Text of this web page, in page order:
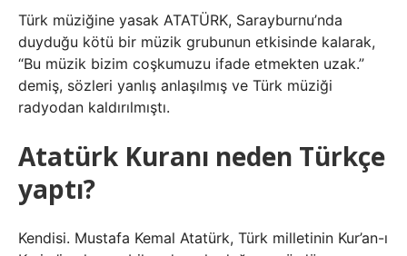
Türk müziğine yasak ATATÜRK, Sarayburnu’nda
duyduğu kötü bir müzik grubunun etkisinde kalarak,
“Bu müzik bizim coşkumuzu ifade etmekten uzak.”
demiş, sözleri yanlış anlaşılmış ve Türk müziği
radyodan kaldırılmıştı.
Atatürk Kuranı neden Türkçe
yaptı?
Kendisi. Mustafa Kemal Atatürk, Türk milletinin Kur’an-ı